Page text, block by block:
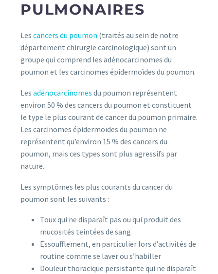
PULMONAIRES
Les cancers du poumon (traités au sein de notre
département chirurgie carcinologique) sont un
groupe qui comprend les adénocarcinomes du
poumon et les carcinomes épidermoïdes du poumon.
Les adénocarcinomes du poumon représentent
environ 50 % des cancers du poumon et constituent
le type le plus courant de cancer du poumon primaire.
Les carcinomes épidermoïdes du poumon ne
représentent qu’environ 15 % des cancers du
poumon, mais ces types sont plus agressifs par
nature.
Les symptômes les plus courants du cancer du
poumon sont les suivants :
Toux qui ne disparaît pas ou qui produit des
mucosités teintées de sang
Essoufflement, en particulier lors d’activités de
routine comme se laver ou s’habiller
Douleur thoracique persistante qui ne disparaît